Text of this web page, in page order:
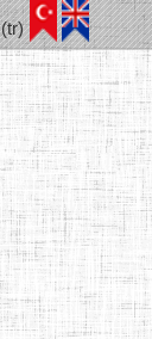
(tr)